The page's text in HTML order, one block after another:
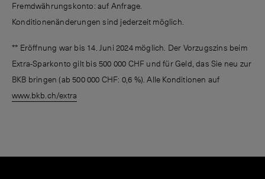
Fremdwährungskonto: auf Anfrage.
Konditionenänderungen sind jederzeit möglich.
** Eröffnung war bis 14. Juni 2024 möglich. Der Vorzugszins beim
Extra-Sparkonto gilt bis 500 000 CHF und für Geld, das Sie neu zur
BKB bringen (ab 500 000 CHF: 0,6 %). Alle Konditionen auf
www.bkb.ch/extra